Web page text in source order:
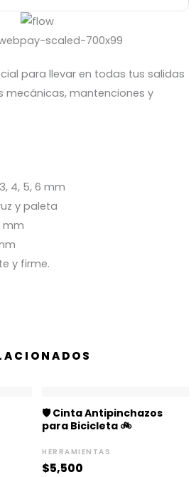
para llevar en todas tus salidas
mecánicas, mantenciones y
4, 5, 6 mm
y paleta
mm
y firme.
🛡️ Cinta Antipinchazos
para Bicicleta 🚲
HERRAMIENTAS
$5,500